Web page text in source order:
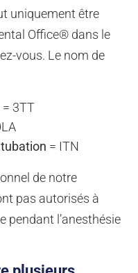
uniquement être
Office® dans le
vous. Le nom de
= 3TT
= ITN
de notre
pas autorisés à
pendant l’anesthésie